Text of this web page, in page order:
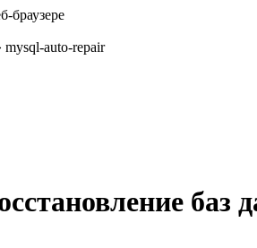
браузере
mysql-auto-repair
баз